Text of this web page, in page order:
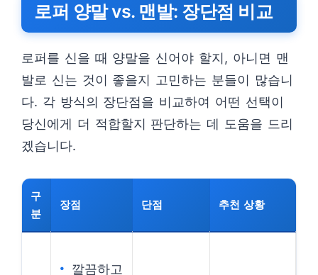
로퍼 양말 vs. 맨발: 장단점 비교
로퍼를 신을 때 양말을 신어야 할지, 아니면 맨
발로 신는 것이 좋을지 고민하는 분들이 많습니
다. 각 방식의 장단점을 비교하여 어떤 선택이
당신에게 더 적합할지 판단하는 데 도움을 드리
겠습니다.
구
분
장점 단점 추천 상황
깔끔하고